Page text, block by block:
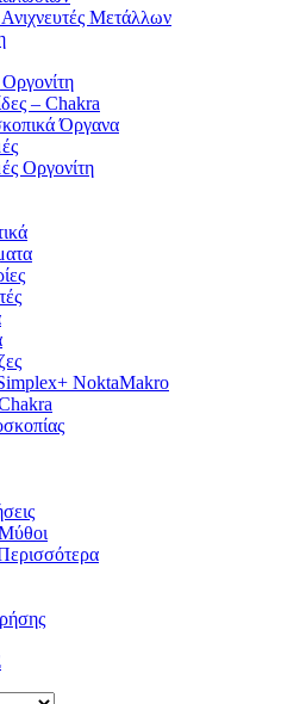
Ανιχνευτές Μετάλλων
– Chakra
Όργανα
Οργονίτη
NoktaMakro